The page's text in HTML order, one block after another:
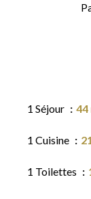
1 Séjour 44
1 Cuisine
1 Toilettes